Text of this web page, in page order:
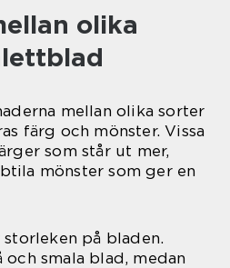
olika
mellan olika sorter
färg och mönster. Vissa
som står ut mer,
mönster som ger en
storleken på bladen.
och smala blad, medan